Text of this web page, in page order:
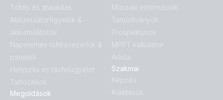
Töltés és átalakítás
Akkumulátorfigyelők &
akkumulátorok
Napelemes töltésvezérlők &
panelek
Helyszíni és távfelügyelet
Tartozékok
Megoldások
Műszaki információk
Tanúsítványok
Prospektusok
MPPT kalkulátor
Árlista
Szakmai
Képzés
Kiállítások